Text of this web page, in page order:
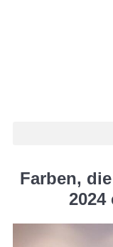
Farben,
2024